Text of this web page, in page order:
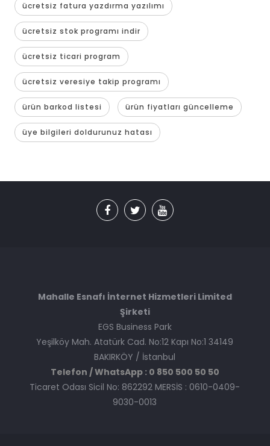
ücretsiz fatura yazdırma yazılımı
ücretsiz stok programı indir
ücretsiz ticari program
ücretsiz veresiye takip programı
ürün barkod listesi ürün fiyatları güncelleme
üye bilgileri doldurunuz hatası
Mahalle Esnafı İnternet Hizmetleri Limited
Şirketi
EGS Business Park
Yeşilköy Mah. Atatürk Cad. No:12 Kapı No:1 34149
BAKIRKÖY / İstanbul
Telefon / WhatsApp : 0 850 500 50 50
Ticaret Odası Sicil No: 862292 MERSİS : 0610-0409-
9030-0013